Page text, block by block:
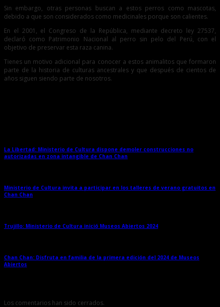
Sin embargo, otras personas buscan a estos perros como mascotas,
debido a que son considerados como medicinales porque son calientes.
En el 2001, el Congreso de la República, mediante decreto ley 27537,
declaró como Patrimonio Nacional al perro sin pelo del Perú, con el
objetivo de preservar esta raza canina.
Tienes un motivo adicional para conocer a estos animalitos que formaron
parte de la historia de culturas ancestrales y que después de cientos de
años siguen siendo parte de nosotros.
La Libertad: Ministerio de Cultura dispone demoler construcciones no
autorizadas en zona intangible de Chan Chan
Ministerio de Cultura invita a participar en los talleres de verano gratuitos en
Chan Chan
Trujillo: Ministerio de Cultura inició Museos Abiertos 2024
Chan Chan: Disfruta en familia de la primera edición del 2024 de Museos
Abiertos
Los comentarios han sido cerrados.